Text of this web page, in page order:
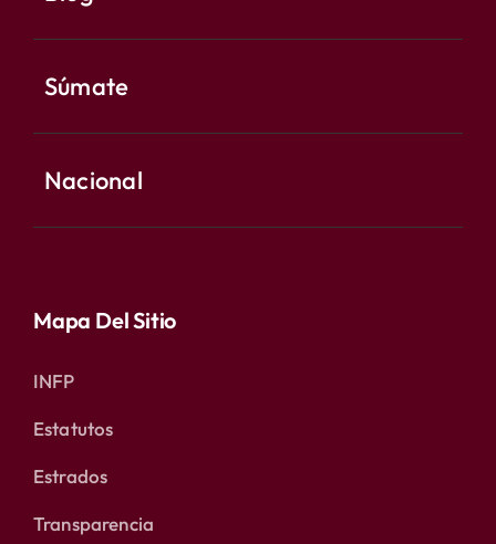
Súmate
Nacional
Mapa Del Sitio
INFP
Estatutos
Estrados
Transparencia